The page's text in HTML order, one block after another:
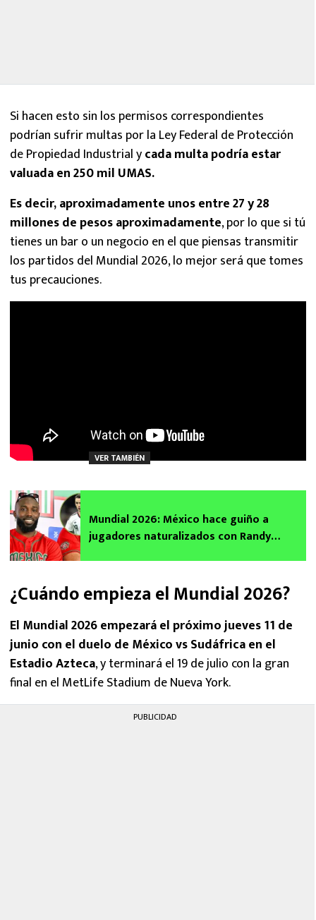
Si hacen esto sin los permisos correspondientes
podrían sufrir multas por la Ley Federal de Protección
de Propiedad Industrial ycada multa podría estar
valuada en 250 mil UMAS.
Es decir, aproximadamente unos entre 27 y 28
millones de pesos aproximadamente, por lo que si tú
tienes un bar o un negocio en el que piensas transmitir
los partidos del Mundial 2026, lo mejor será que tomes
tus precauciones.
VER TAMBIÉN
Mundial 2026: México hace guiño a
jugadores naturalizados con Randy
¿Cuándo empieza el Mundial 2026?
El Mundial 2026 empezará el próximo jueves 11 de
junio con el duelo de México vs Sudáfrica en el
Estadio Azteca, y terminará el 19 de julio con la gran
final en el MetLife Stadium de Nueva York.
PUBLICIDAD